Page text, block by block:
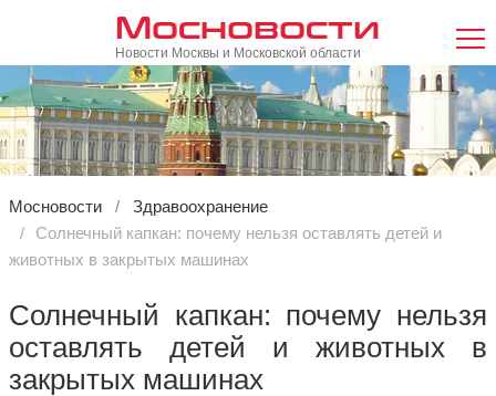
Мосновости
Новости Москвы и Московской области
Мосновости
Здравоохранение
Солнечный капкан: почему нельзя оставлять детей и
животных в закрытых машинах
Солнечный капкан: почему нельзя
оставлять детей и животных в
закрытых машинах